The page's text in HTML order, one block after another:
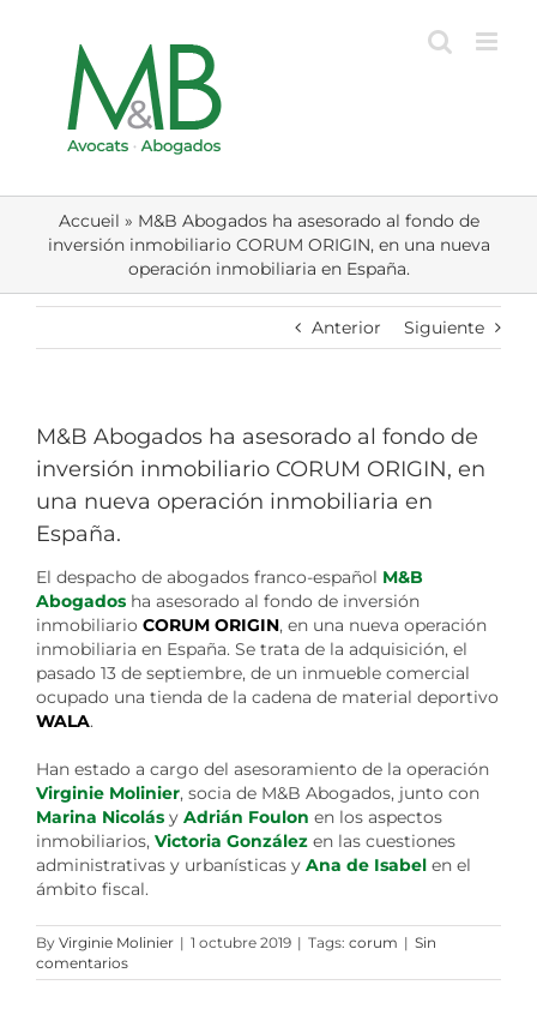
Accueil » M&B Abogados ha asesorado al fondo de
inversión inmobiliario CORUM ORIGIN, en una nueva
operación inmobiliaria en España.
Anterior Siguiente
M&B Abogados ha asesorado al fondo de
inversión inmobiliario CORUM ORIGIN, en
una nueva operación inmobiliaria en
España.
El despacho de abogados franco-español M&B
Abogados ha asesorado al fondo de inversión
inmobiliario CORUM ORIGIN, en una nueva operación
inmobiliaria en España. Se trata de la adquisición, el
pasado 13 de septiembre, de un inmueble comercial
ocupado una tienda de la cadena de material deportivo
WALA.
Han estado a cargo del asesoramiento de la operación
Virginie Molinier, socia de M&B Abogados, junto con
Marina Nicolás y Adrián Foulon en los aspectos
inmobiliarios, Victoria González en las cuestiones
administrativas y urbanísticas y Ana de Isabel en el
ámbito fiscal.
By Virginie Molinier | 1 octubre 2019 | Tags: corum | Sin
comentarios